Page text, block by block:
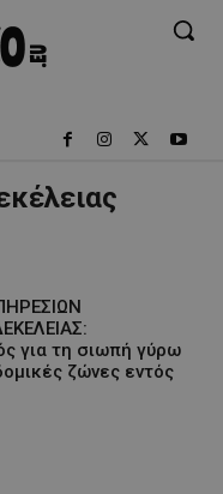
για τη σιωπή γύρω
ζώνες εντός